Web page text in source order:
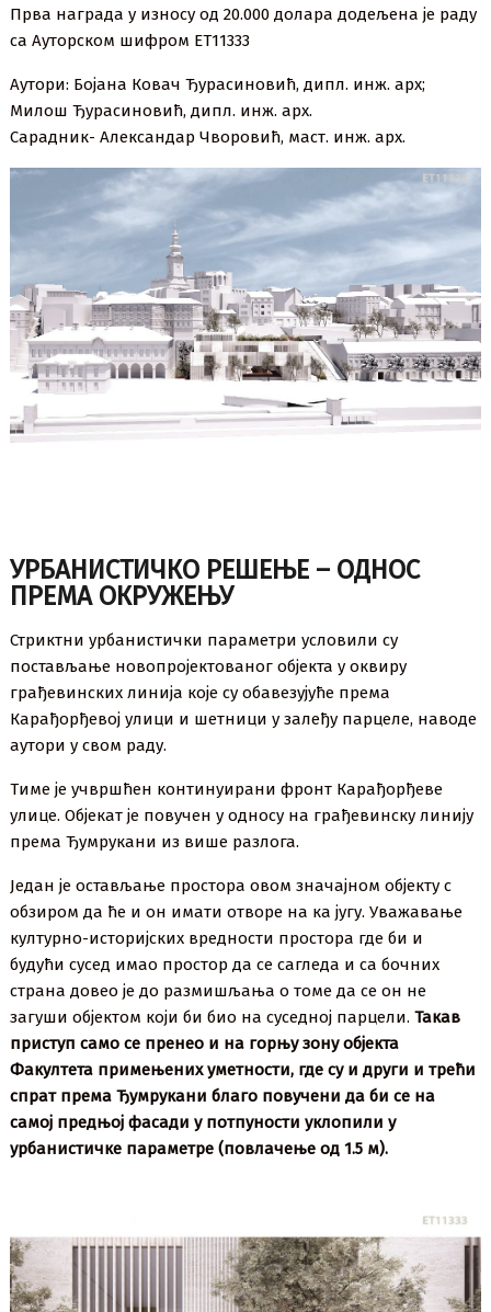
Прва награда у износу од 20.000 долара додељена је раду
са Ауторском шифром ЕТ11333
Аутори: Бојана Ковач Ђурасиновић, дипл. инж. арх;
Милош Ђурасиновић, дипл. инж. арх.
Сарадник- Александар Чворовић, маст. инж. арх.
УРБАНИСТИЧКО РЕШЕЊЕ – ОДНОС
ПРЕМА ОКРУЖЕЊУ
Стриктни урбанистички параметри условили су
постављање новопројектованог објекта у оквиру
грађевинских линија које су обавезујуће према
Карађорђевој улици и шетници у залеђу парцеле, наводе
аутори у свом раду.
Тиме је учвршћен континуирани фронт Карађорђеве
улице. Објекат је повучен у односу на грађевинску линију
према Ђумрукани из више разлога.
Један је остављање простора овом значајном објекту с
обзиром да ће и он имати отворе на ка југу. Уважавање
културно-историјских вредности простора где би и
будући сусед имао простор да се сагледа и са бочних
страна довео је до размишљања о томе да се он не
загуши објектом који би био на суседној парцели.Такав
приступ само се пренео и на горњу зону објекта
Факултета примењених уметности, где су и други и трећи
спрат према Ђумрукани благо повучени да би се на
самој предњој фасади у потпуности уклопили у
урбанистичке параметре (повлачење од 1.5 м).